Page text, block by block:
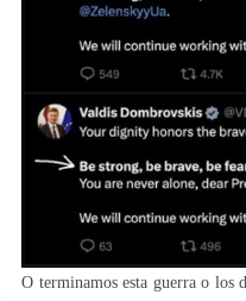
O terminamos esta guerra o los